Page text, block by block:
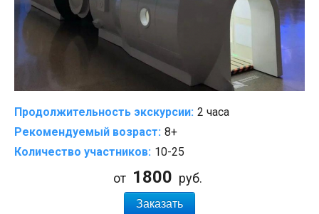
Продолжительность экскурсии: 2 часа
Рекомендуемый возраст: 8+
Количество участников: 10-25
от 1800 руб.
Заказать